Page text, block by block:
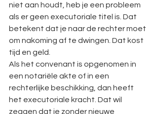
niet aan houdt, heb je een probleem
als er geen executoriale titel is. Dat
betekent dat je naar de rechter moet
om nakoming af te dwingen. Dat kost
tijd en geld.
Als het convenant is opgenomen in
een notariële akte of in een
rechterlijke beschikking, dan heeft
het executoriale kracht. Dat wil
zeggen dat je zonder nieuwe